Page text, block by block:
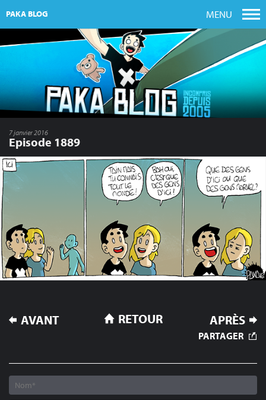
PAKA BLOG MENU
7 janvier 2016
Episode 1889
NAVIGATION
DE
AVANT APRÈS
RETOUR
PARTAGER